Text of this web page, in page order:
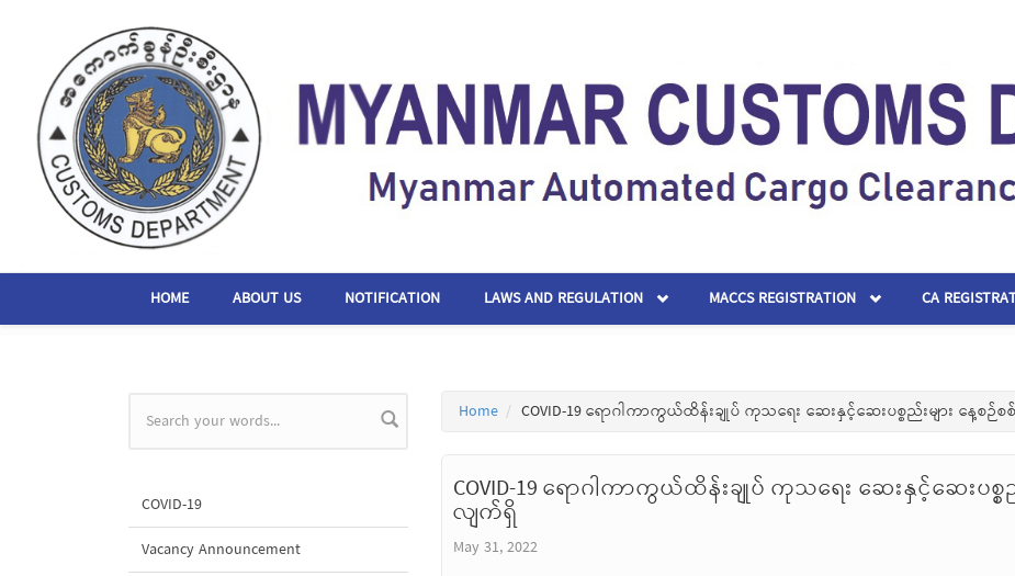
HOME ABOUT US NOTIFICATION LAWS AND REGULATION MACCS REGISTRATION CA
Search form
COVID-19
Vacancy Announcement
Home COVID-19 ရောဂါကာကွယ်ထိန်းချုပ် ကုသရေး ဆေးနှင့်ဆေးပစ္စည်းများ နေ့စ
COVID-19 ရောဂါကာကွယ်ထိန်းချုပ် ကုသရေး ဆေးနှင့်ဆေးပစ္
လျက်ရှိ
May 31, 2022